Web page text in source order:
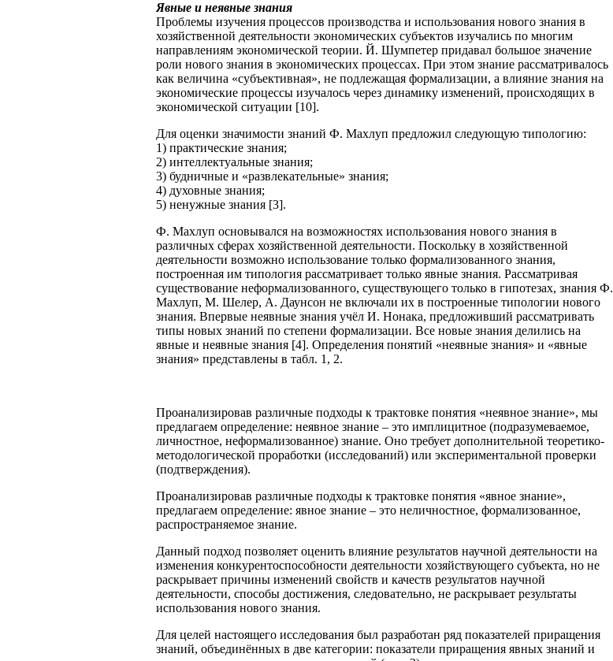
Явные и неявные знания
Проблемы изучения процессов производства и использования нового знания в
хозяйственной деятельности экономических субъектов изучались по многим
направлениям экономической теории. Й. Шумпетер придавал большое значение
роли нового знания в экономических процессах. При этом знание рассматривалось
как величина «субъективная», не подлежащая формализации, а влияние знания на
экономические процессы изучалось через динамику изменений, происходящих в
экономической ситуации [10].
Для оценки значимости знаний Ф. Махлуп предложил следующую типологию:
1) практические знания;
2) интеллектуальные знания;
3) будничные и «развлекательные» знания;
4) духовные знания;
5) ненужные знания [3].
Ф. Махлуп основывался на возможностях использования нового знания в
различных сферах хозяйственной деятельности. Поскольку в хозяйственной
деятельности возможно использование только формализованного знания,
построенная им типология рассматривает только явные знания. Рассматривая
существование неформализованного, существующего только в гипотезах, знания Ф.
Махлуп, М. Шелер, А. Даунсон не включали их в построенные типологии нового
знания. Впервые неявные знания учёл И. Нонака, предложивший рассматривать
типы новых знаний по степени формализации. Все новые знания делились на
явные и неявные знания [4]. Определения понятий «неявные знания» и «явные
знания» представлены в табл. 1, 2.
Проанализировав различные подходы к трактовке понятия «неявное знание», мы
предлагаем определение: неявное знание – это имплицитное (подразумеваемое,
личностное, неформализованное) знание. Оно требует дополнительной теоретико-
методологической проработки (исследований) или экспериментальной проверки
(подтверждения).
Проанализировав различные подходы к трактовке понятия «явное знание»,
предлагаем определение: явное знание – это неличностное, формализованное,
распространяемое знание.
Данный подход позволяет оценить влияние результатов научной деятельности на
изменения конкурентоспособности деятельности хозяйствующего субъекта, но не
раскрывает причины изменений свойств и качеств результатов научной
деятельности, способы достижения, следовательно, не раскрывает результаты
использования нового знания.
Для целей настоящего исследования был разработан ряд показателей приращения
знаний, объединённых в две категории: показатели приращения явных знаний и